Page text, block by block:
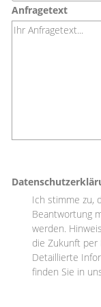
Anfragetext
Ich stimme zu,
Beantwortung
werden.
die Zukunft per
Detaillierte
finden Sie in